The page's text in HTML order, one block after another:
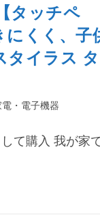
タッチペ
にくく、子
タイラス タ
・電子機器
て購入 我が家